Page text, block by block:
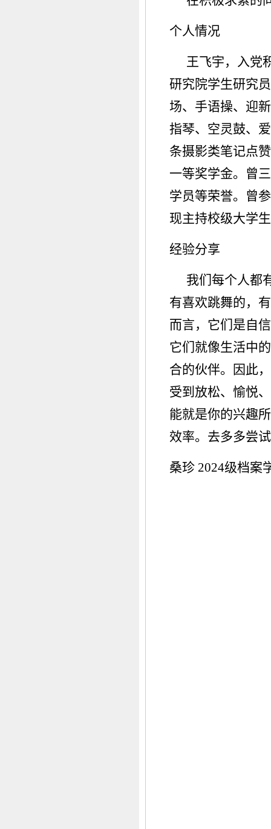
个人情况
王飞宇，入党
研究院学生研究
场、手语操、迎
指琴、空灵鼓、
条摄影类笔记点
一等奖学金。曾
学员等荣誉。曾
现主持校级大学
经验分享
我们每个人都
有喜欢跳舞的，
而言，它们是自
它们就像生活中
合的伙伴。因此
受到放松、愉悦
能就是你的兴趣
效率。去多多尝
桑珍 2024级档案